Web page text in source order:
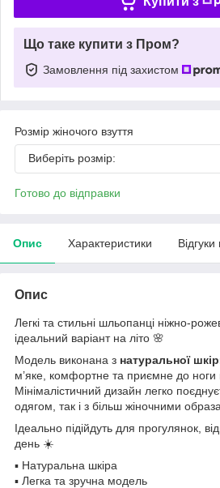
Що таке купити з Пром?
Замовлення під захистом
Розмір жіночого взуття
Виберіть розмір:
Готово до відправки
Опис Характеристики
Опис
Легкі та стильні шльопанці ніжно-
ідеальний варіант на літо 🌸
Модель виконана з натуральної
м’яке, комфортне та приємне до ноги
Мінімалістичний дизайн легко
одягом, так і з більш жіночними
Ідеально підійдуть для прогулянок,
день ☀️
▪️ Натуральна шкіра
▪️ Легка та зручна модель